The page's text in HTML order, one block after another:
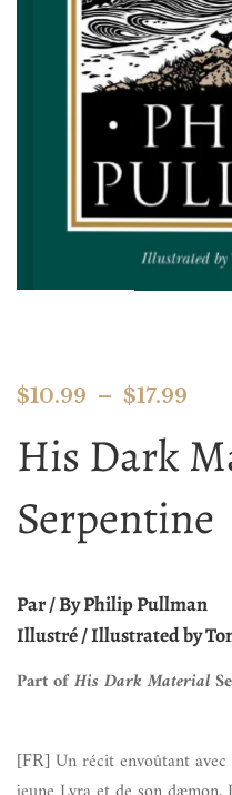
$10.99 – $17.99
His Dark
Serpentine
Par / By Philip Pullman
Illustré / Illustrated by
Part ofHis Dark Material
[FR] Un récit envoûtant